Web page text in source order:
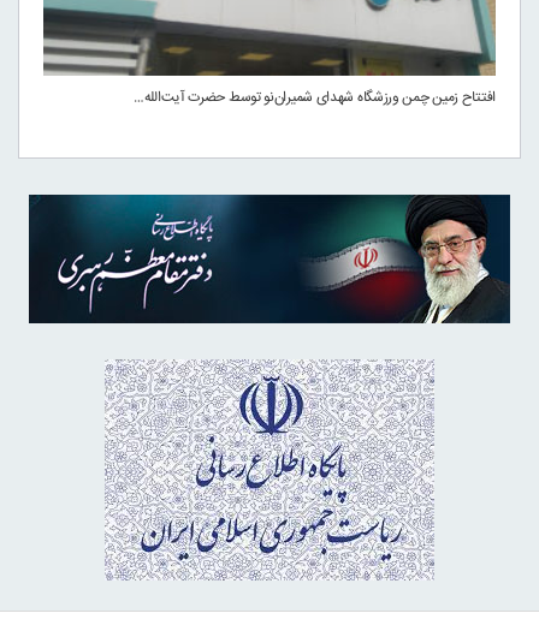
افتتاح زمین چمن ورزشگاه شهدای شمیران‌نو توسط حضرت آیت‌الله…